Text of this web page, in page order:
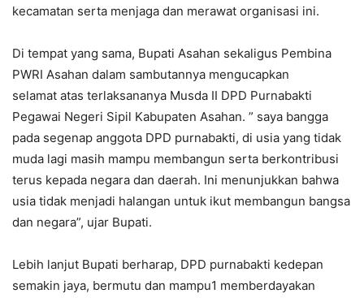
kecamatan serta menjaga dan merawat organisasi ini.
Di tempat yang sama, Bupati Asahan sekaligus Pembina
PWRI Asahan dalam sambutannya mengucapkan
selamat atas terlaksananya Musda II DPD Purnabakti
Pegawai Negeri Sipil Kabupaten Asahan. ” saya bangga
pada segenap anggota DPD purnabakti, di usia yang tidak
muda lagi masih mampu membangun serta berkontribusi
terus kepada negara dan daerah. Ini menunjukkan bahwa
usia tidak menjadi halangan untuk ikut membangun bangsa
dan negara”, ujar Bupati.
Lebih lanjut Bupati berharap, DPD purnabakti kedepan
semakin jaya, bermutu dan mampu1 memberdayakan